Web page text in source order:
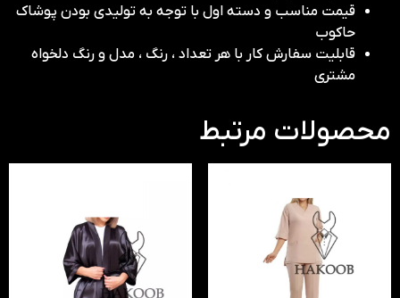
قیمت مناسب و دسته اول با توجه به تولیدی بودن پوشاک
حاکوب
قابلیت سفارش کار با هر تعداد ، رنگ ، مدل و رنگ دلخواه
مشتری
محصولات مرتبط